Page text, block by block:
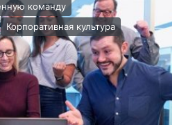
команду
Корпоративная культура